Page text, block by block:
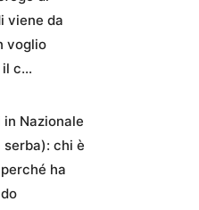
viene da
voglio
il c…
Nazionale
serba): chi è
ha